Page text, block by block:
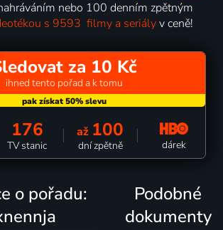
nebo 100 denním zpětným
s 9593 filmy a seriályv ceně!
za 10 Kč
ihned tento pořad a k tomu
176
TV stanic
až 100
dní zpětně dárek
o pořadu:
Podobné
dokumenty